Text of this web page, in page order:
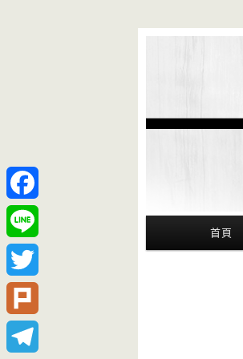
Main Menu
首頁
Facebook
Line
Twitter
Plurk